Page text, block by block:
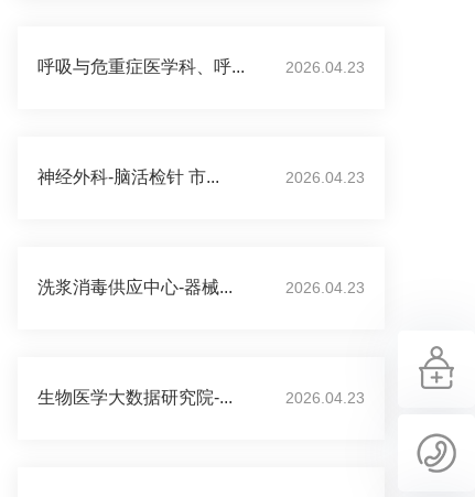
呼吸与危重症医学科、呼... 2026.04.23
神经外科-脑活检针 市... 2026.04.23
洗浆消毒供应中心-器械... 2026.04.23
生物医学大数据研究院-... 2026.04.23